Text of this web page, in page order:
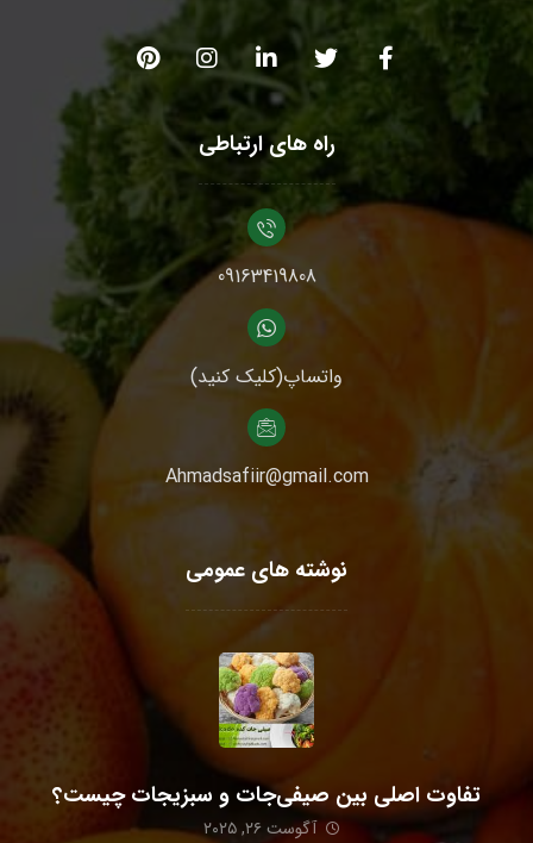
راه های ارتباطی
09163419808
واتساپ(کلیک کنید)
Ahmadsafiir@gmail.com
نوشته های عمومی
تفاوت اصلی بین صیفی‌جات و سبزیجات چیست؟
آگوست ۲۶, ۲۰۲۵